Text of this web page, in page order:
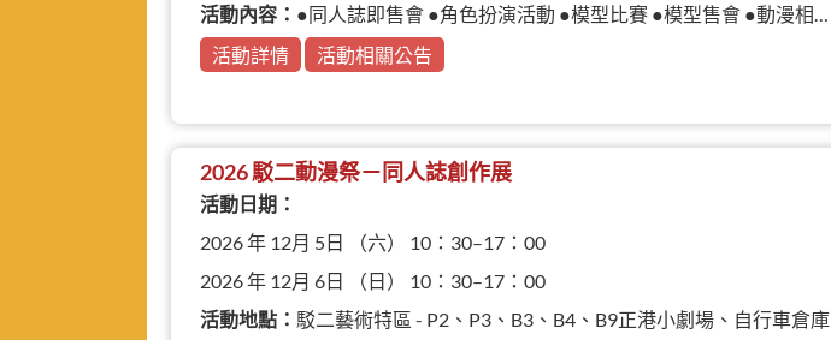
活動內容： ●同人誌即售會 ●角色扮演活動 ●模型比賽 ●模型售會 ●動漫相關商品展售
活動詳情
活動相關公告
2026 駁二動漫祭－同人誌創作展
活動日期：
2026 年 12月 5日 （六） 10：30–17：00
2026 年 12月 6日 （日） 10：30–17：00
活動地點： 駁二藝術特區 - P2、P3、B3、B4、B9正港小劇場、自行車倉庫